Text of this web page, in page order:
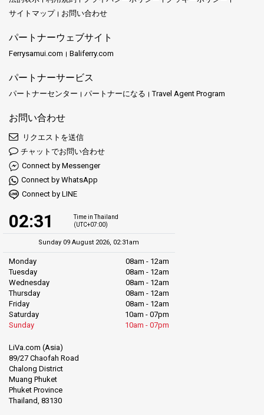
サイトマップ
お問い合わせ
パートナーウェブサイト
Ferrysamui.com Baliferry.com
パートナーサービス
パートナーセンター パートナーになる Travel Agent Program
お問い合わせ
リクエストを送信
チャットでお問い合わせ
Connect by Messenger
Connect by WhatsApp
Connect by LINE
02:31
Time in Thailand
(UTC+07:00)
Sunday 09 August 2026, 02:31am
Monday
08am - 12am
Tuesday
08am - 12am
Wednesday
08am - 12am
Thursday
08am - 12am
Friday
08am - 12am
Saturday
10am - 07pm
Sunday
10am - 07pm
LiVa.com (Asia)
89/27 Chaofah Road
Chalong District
Muang Phuket
Phuket Province
Thailand, 83130